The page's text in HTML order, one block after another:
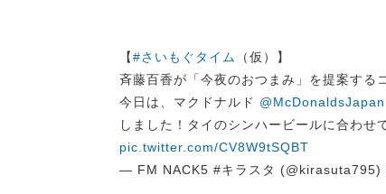
【#さいもぐタイム
（仮）】
斉藤百香が「今夜のおつまみ」を提案する
今日は、マクドナルド @McDonaldsJapan
しました！タイのシンハービールに合わせ
pic.twitter.com/CV8W9tSQBT
— FM NACK5 #キラスタ (@kirasuta795)